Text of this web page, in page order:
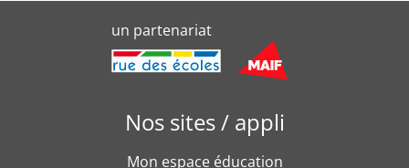
un partenariat
Nos sites / appli
Mon espace éducation